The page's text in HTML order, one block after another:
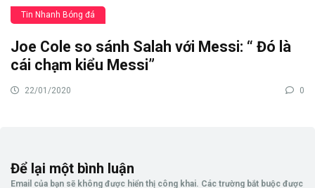
Tin Nhanh Bóng đá
Joe Cole so sánh Salah với Messi: “ Đó là
cái chạm kiểu Messi”
22/01/2020 0
Để lại một bình luận
Email của bạn sẽ không được hiển thị công khai. Các trường bắt buộc được